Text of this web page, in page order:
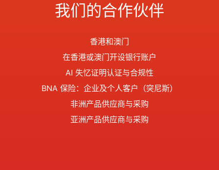
我们的合作伙伴
香港和澳门
在香港或澳门开设银行账户
AI 失忆证明认证与合规性
BNA 保险：企业及个人客户（突尼斯）
非洲产品供应商与采购
亚洲产品供应商与采购